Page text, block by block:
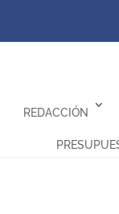
REDACCIÓN